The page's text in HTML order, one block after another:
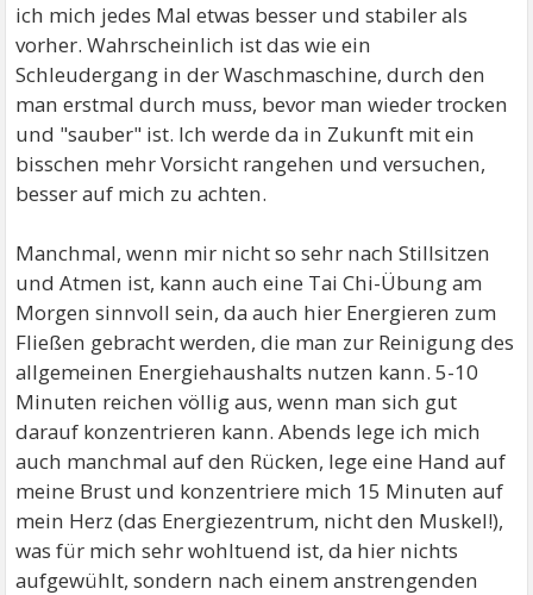
ich mich jedes Mal etwas besser und stabiler als
vorher. Wahrscheinlich ist das wie ein
Schleudergang in der Waschmaschine, durch den
man erstmal durch muss, bevor man wieder trocken
und "sauber" ist. Ich werde da in Zukunft mit ein
bisschen mehr Vorsicht rangehen und versuchen,
besser auf mich zu achten.
Manchmal, wenn mir nicht so sehr nach Stillsitzen
und Atmen ist, kann auch eine Tai Chi-Übung am
Morgen sinnvoll sein, da auch hier Energieren zum
Fließen gebracht werden, die man zur Reinigung des
allgemeinen Energiehaushalts nutzen kann. 5-10
Minuten reichen völlig aus, wenn man sich gut
darauf konzentrieren kann. Abends lege ich mich
auch manchmal auf den Rücken, lege eine Hand auf
meine Brust und konzentriere mich 15 Minuten auf
mein Herz (das Energiezentrum, nicht den Muskel!),
was für mich sehr wohltuend ist, da hier nichts
aufgewühlt, sondern nach einem anstrengenden